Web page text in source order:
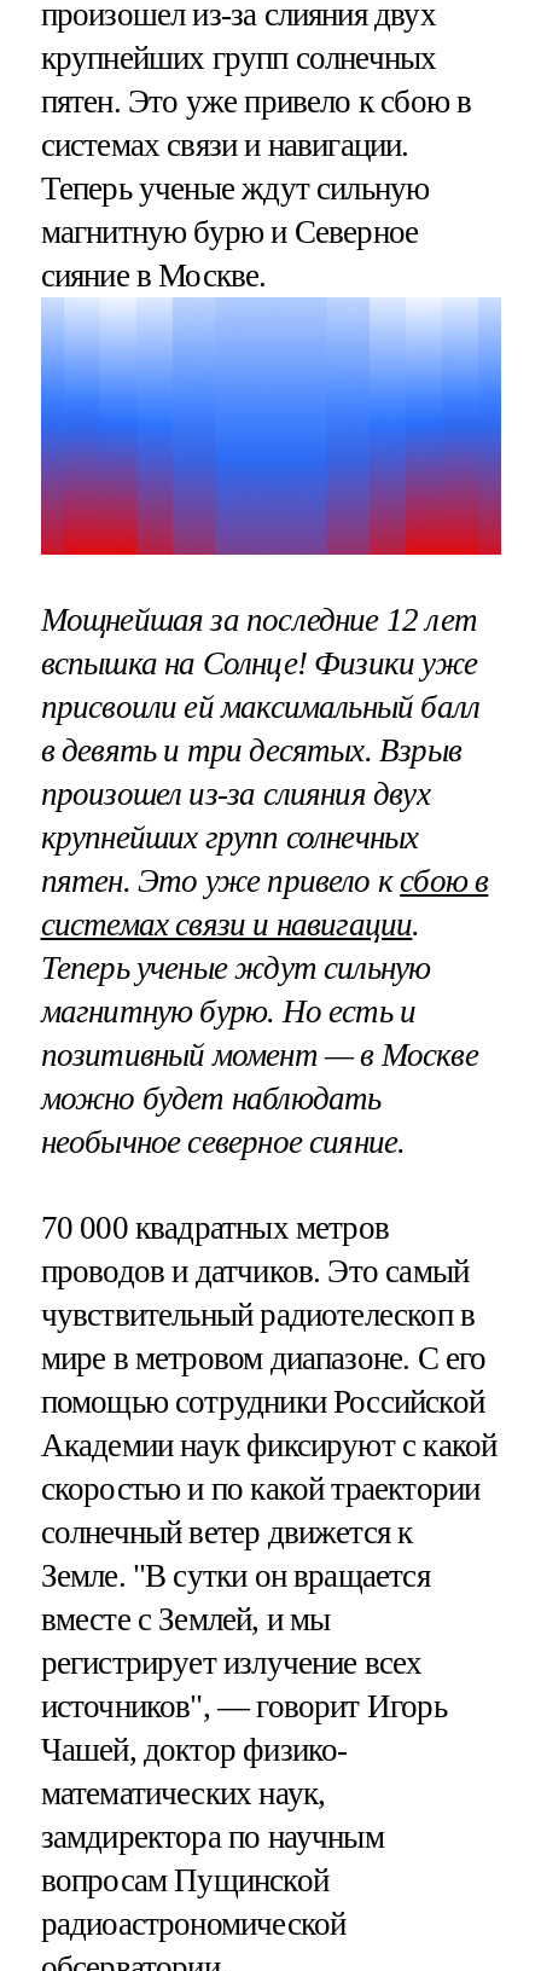
произошел из-за слияния двух
крупнейших групп солнечных
пятен. Это уже привело к сбою в
системах связи и навигации.
Теперь ученые ждут сильную
магнитную бурю и Северное
сияние в Москве.
Мощнейшая за последние 12 лет
вспышка на Солнце! Физики уже
присвоили ей максимальный балл
в девять и три десятых. Взрыв
произошел из-за слияния двух
крупнейших групп солнечных
пятен. Это уже привело ксбою в
системах связи и навигации.
Теперь ученые ждут сильную
магнитную бурю. Но есть и
позитивный момент — в Москве
можно будет наблюдать
необычное северное сияние.
70 000 квадратных метров
проводов и датчиков. Это самый
чувствительный радиотелескоп в
мире в метровом диапазоне. С его
помощью сотрудники Российской
Академии наук фиксируют с какой
скоростью и по какой траектории
солнечный ветер движется к
Земле. "В сутки он вращается
вместе с Землей, и мы
регистрирует излучение всех
источников", — говорит Игорь
Чашей, доктор физико-
математических наук,
замдиректора по научным
вопросам Пущинской
радиоастрономической